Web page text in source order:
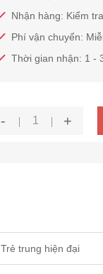
Nhận hàng: Kiểm
Phí vận chuyển:
Thời gian nhận: 1 -
- +
Trẻ trung hiện đại